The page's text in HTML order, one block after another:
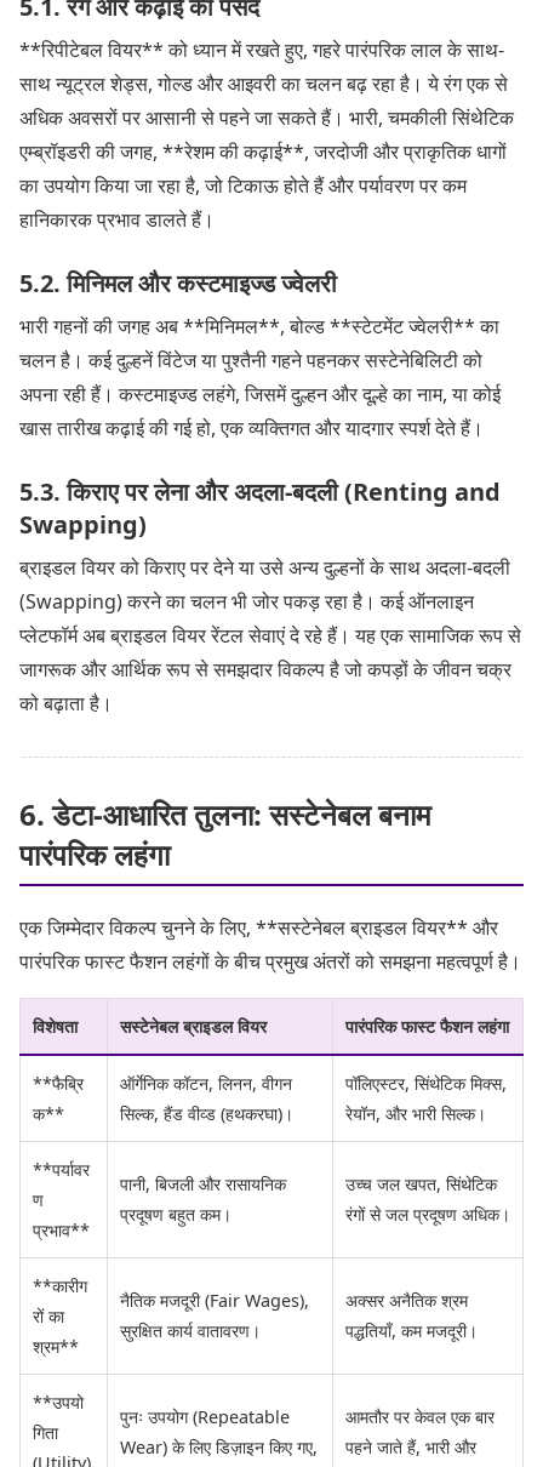
**रिपीटेबल वियर** को ध्यान में रखते हुए, गहरे पारंपरिक लाल के साथ-
साथ न्यूट्रल शेड्स, गोल्ड और आइवरी का चलन बढ़ रहा है। ये रंग एक से
अधिक अवसरों पर आसानी से पहने जा सकते हैं। भारी, चमकीली सिंथेटिक
एम्ब्रॉइडरी की जगह, **रेशम की कढ़ाई**, जरदोजी और प्राकृतिक धागों
का उपयोग किया जा रहा है, जो टिकाऊ होते हैं और पर्यावरण पर कम
हानिकारक प्रभाव डालते हैं।
5.2. मिनिमल और कस्टमाइज्ड ज्वेलरी
भारी गहनों की जगह अब **मिनिमल**, बोल्ड **स्टेटमेंट ज्वेलरी** का
चलन है। कई दुल्हनें विंटेज या पुश्तैनी गहने पहनकर सस्टेनेबिलिटी को
अपना रही हैं। कस्टमाइज्ड लहंगे, जिसमें दुल्हन और दूल्हे का नाम, या कोई
खास तारीख कढ़ाई की गई हो, एक व्यक्तिगत और यादगार स्पर्श देते हैं।
5.3. किराए पर लेना और अदला-बदली (Renting and
Swapping)
ब्राइडल वियर को किराए पर देने या उसे अन्य दुल्हनों के साथ अदला-बदली
(Swapping) करने का चलन भी जोर पकड़ रहा है। कई ऑनलाइन
प्लेटफॉर्म अब ब्राइडल वियर रेंटल सेवाएं दे रहे हैं। यह एक सामाजिक रूप से
जागरूक और आर्थिक रूप से समझदार विकल्प है जो कपड़ों के जीवन चक्र
को बढ़ाता है।
6. डेटा-आधारित तुलना: सस्टेनेबल बनाम
पारंपरिक लहंगा
एक जिम्मेदार विकल्प चुनने के लिए, **सस्टेनेबल ब्राइडल वियर** और
पारंपरिक फास्ट फैशन लहंगों के बीच प्रमुख अंतरों को समझना महत्वपूर्ण है।
विशेषता सस्टेनेबल ब्राइडल वियर पारंपरिक फास्ट फैशन लहंगा
**फैब्रि
क**
ऑर्गेनिक कॉटन, लिनन, वीगन
सिल्क, हैंड वीव्ड (हथकरघा)।
पॉलिएस्टर, सिंथेटिक मिक्स,
रेयॉन, और भारी सिल्क।
**पर्यावर
ण
प्रभाव**
पानी, बिजली और रासायनिक
प्रदूषण बहुत कम।
उच्च जल खपत, सिंथेटिक
रंगों से जल प्रदूषण अधिक।
**कारीग
रों का
श्रम**
नैतिक मजदूरी (Fair Wages),
सुरक्षित कार्य वातावरण।
अक्सर अनैतिक श्रम
पद्धतियाँ, कम मजदूरी।
**उपयो
गिता
(Utility)
पुनः उपयोग (Repeatable
Wear) के लिए डिज़ाइन किए गए,
आमतौर पर केवल एक बार
पहने जाते हैं, भारी और